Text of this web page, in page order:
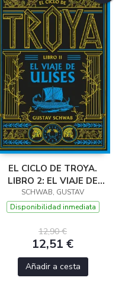
EL CICLO DE TROYA.
LIBRO 2: EL VIAJE DE
ULISES
SCHWAB, GUSTAV
Disponibilidad inmediata
12,90 €
12,51 €
Añadir a cesta